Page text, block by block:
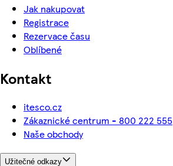
Jak nakupovat
Registrace
Rezervace času
Oblíbené
Kontakt
itesco.cz
Zákaznické centrum - 800 222 555
Naše obchody
Užitečné odkazy